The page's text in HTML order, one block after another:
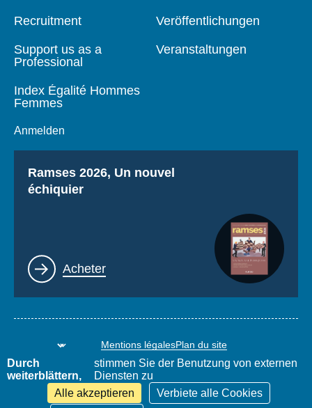
Recruitment
Support us as a
Professional
Index Égalité Hommes
Femmes
Anmelden
Veröffentlichungen
Veranstaltungen
Titre
Ramses 2026, Un nouvel
échiquier
Lien
Acheter
Mentions légalesPlan du site
www.thierrydemontbrial.com
World Policy Conference
Blog Politique étrangère
Durch
weiterblättern,
stimmen Sie der Benutzung von externen
Diensten zu
Alle akzeptieren
Verbiete alle Cookies